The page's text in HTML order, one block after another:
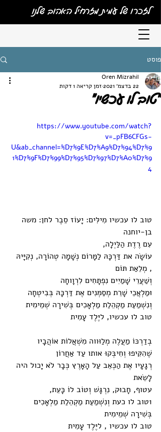
לזכרו של עמית מזרחיל האהוב שלנו
פוסט
"טוב לו עכשיו"
Oren Mizrahil
22 בדצמ׳ 2021
זמן קריאה 1 דקות
https://www.youtube.com/watch?
v=_pFB6CFGs-
U&ab_channel=%D7%9E%D7%A9%D7%94%D7%9
1%D7%9F%D7%99%D7%95%D7%97%D7%A0%D7%9
4
טוב לו עכשיו מִילִּים: יָעוֹז סֵבֶר לחן: משה
בן-יוחנה
עִם רֶדֶת הַלַּיְלָה,
עוֹשָׂה את דַּרְכָּהּ לַמָּרוֹם נְשָׁמָה טְהוֹרָה, נְקִיָּיהּ
, מְלֵאַת תּוֹם
וְשַׁעֲרֵי שָׁמַיִים נִפְתָּחִים לִרְוָוחָה
וּמַלְאֲכֵי שָׁרֵת מְסַמְּנִים אֶת דַּרְכָּהּ בְּבִיטְחָה
וְנִשְׁמַעַת מַקְהֵלַת מַלְאָכִים בְּשִׁירָה שְׁמֵימִית
טוב לו עכשיו, ליֶּלֶד עָמִית
בְדַרְכּוֹ מַעֲלֶה מְלַוּווה מִשְׁאֲלוֹת אוֹהֲבָיו
שֶׁהִקִּיפוּ וְחִיבְּקוּ אותו עַד אַחֲרוֹן
רְגָעָיו אֶת הַכְּאֵב עַל הָאָרֶץ כְּבָר לֹא יָכול היה
לָשֵׂאת
עטוף, חָבוּק, נִרְגָּשׁ וְטוֹב לוֹ כָּעֵת,
1טוב לו כעת וְנִשְׁמַעַת מַקְהֵלַת מַלְאָכִים
בְּשִׁירָה שְׁמֵימִית
טוב לו עכשיו , ליֶּלֶד עָמִית